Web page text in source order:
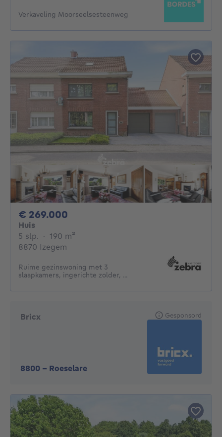
Verkaveling Moorseelsesteenweg
€ 269.000
Huis
5 slp. 5 slaapkamers
· 190 m²
8870 Izegem
Ruime gezinswoning met 3
slaapkamers, ingerichte zolder, ...
Bricx
8800 - Roeselare
Gesponsord